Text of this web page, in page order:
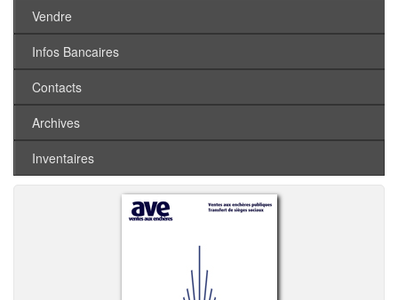
Vendre
Infos Bancaires
Contacts
Archives
Inventaires